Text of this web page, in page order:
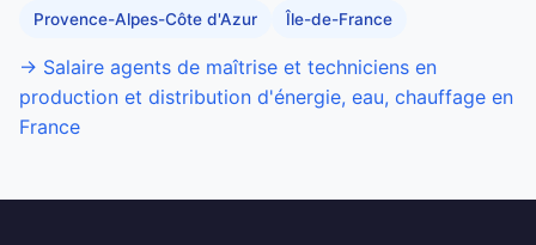
Provence-Alpes-Côte d'Azur Île-de-France
→ Salaire agents de maîtrise et techniciens en
production et distribution d'énergie, eau, chauffage en
France